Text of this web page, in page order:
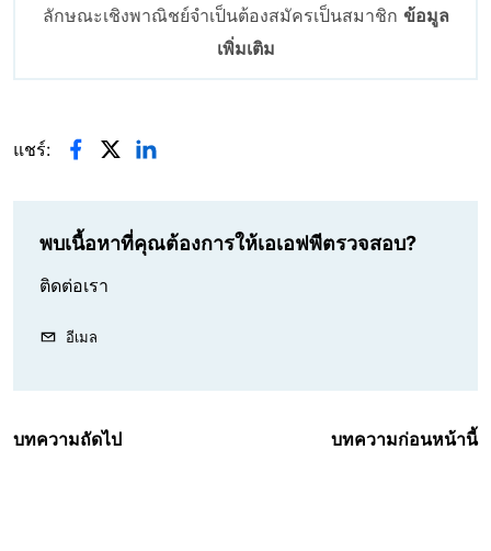
ลักษณะเชิงพาณิชย์จำเป็นต้องสมัครเป็นสมาชิก ข้อมูล
เพิ่มเติม
แชร์:
พบเนื้อหาที่คุณต้องการให้เอเอฟพีตรวจสอบ?
ติดต่อเรา
อีเมล
บทความถัดไป บทความก่อนหน้านี้